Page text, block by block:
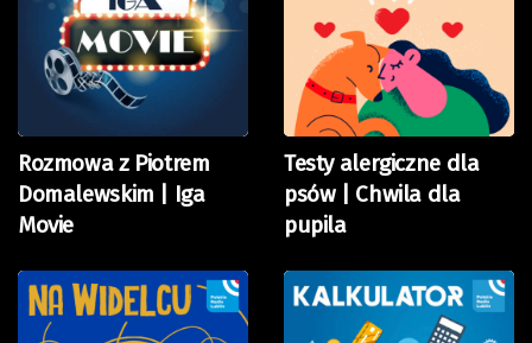
Rozmowa z Piotrem
Domalewskim | Iga
Movie
Testy alergiczne dla
psów | Chwila dla
pupila